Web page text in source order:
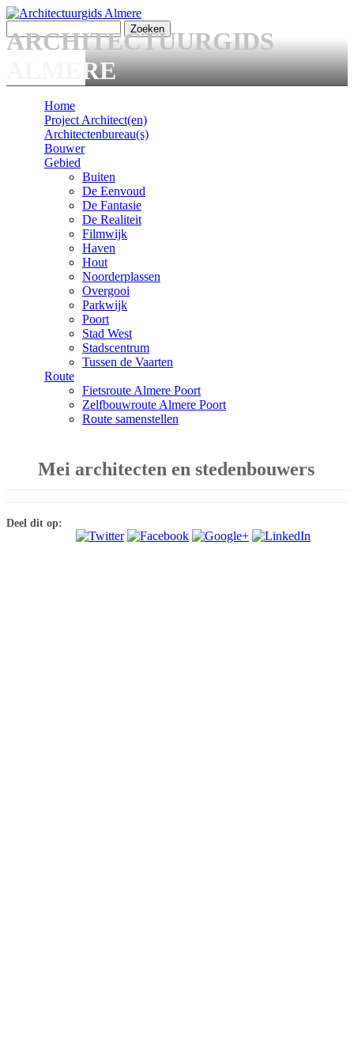
Overslaan en naar de algemene inhoud gaan
Zoekveld
ARCHITECTUURGIDS
ALMERE
Main menu
Home
Project Architect(en)
Architectenbureau(s)
Bouwer
Gebied
Buiten
De Eenvoud
De Fantasie
De Realiteit
Filmwijk
Haven
Hout
Noorderplassen
Overgooi
Parkwijk
Poort
Stad West
Stadscentrum
Tussen de Vaarten
Route
Fietsroute Almere Poort
Zelfbouwroute Almere Poort
Route samenstellen
Mei architecten en stedenbouwers
Deel dit op: